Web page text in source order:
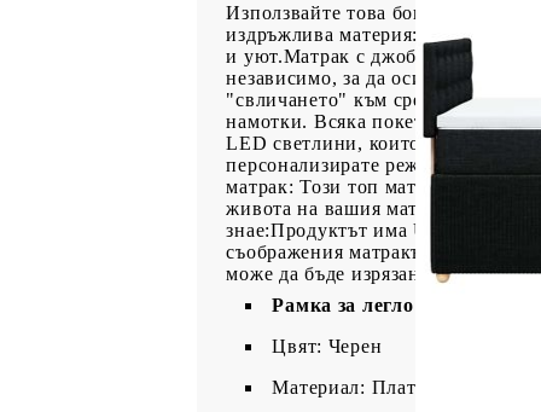
Използвайте това боксспринг
издръжлива материя:
и уют.Матрак с джоб пружини:
независимо, за да осигурят
"свличането" към средата на
намотки. Всяка покет пружина
LED светлини, които могат лесно
персонализирате режимите,
матрак: Този топ матрак
живота на вашия матрак.
знае:Продуктът има USB
съображения матракът не може
може да бъде изрязана и само
Рамка за легло с табла:
Цвят: Черен
Материал: Плат (100%